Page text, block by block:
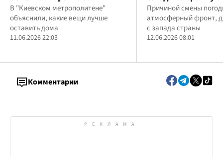
пребывания в укрытиях: не
советуют брать на станции
В "Киевском метрополитене"
объяснили, какие вещи лучше
оставить дома
11.06.2026 22:03
резкий контраст
Причиной смены
атмосферный фронт,
с запада страны
12.06.2026 08:01
Комментарии